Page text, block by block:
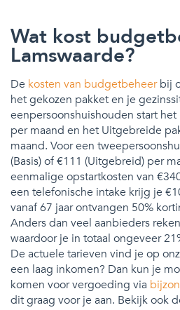
Wat kost
Lamswaarde?
De kosten van budgetbeheerbij
het gekozen pakket en je
eenpersoonshuishouden start het
per maand en het Uitgebreide
maand. Voor een
(Basis) of €111 (Uitgebreid) per
eenmalige opstartkosten van
een telefonische intake krijg je
vanaf 67 jaar ontvangen 50%
Anders dan veel aanbieders
waardoor je in totaal ongeveer
De actuele tarieven vind je op
een laag inkomen? Dan kun je
komen voor vergoeding via
dit graag voor je aan. Bekijk ook